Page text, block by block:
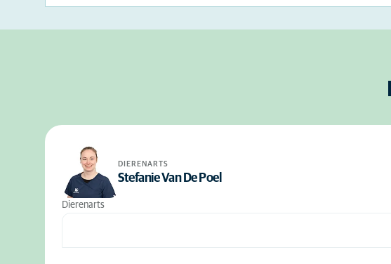
DIERENARTS
Stefanie Van De Poel
Dierenarts